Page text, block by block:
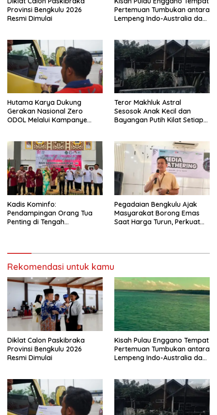
Provinsi Bengkulu 2026
Resmi Dimulai
Pertemuan Tumbukan antara
Lempeng Indo-Australia dan
Terjadi Pelepasan Energi
Mendadak Potensi Gempa
8.4 SR dan Picu Tsunami 15
Meter
Hutama Karya Dukung
Gerakan Nasional Zero
ODOL Melalui Kampanye
Teror Makhluk Astral
Sesosok Anak Kecil dan
Bayangan Putih Kilat Setiap
Kadis Kominfo:
Pendampingan Orang Tua
Penting di Tengah
Pegadaian Bengkulu Ajak
Masyarakat Borong Emas
Saat Harga Turun, Perkuat
Rekomendasi untuk kamu
Diklat Calon Paskibraka
Provinsi Bengkulu 2026
Resmi Dimulai
Kisah Pulau Enggano Tempat
Pertemuan Tumbukan antara
Lempeng Indo-Australia dan
Terjadi Pelepasan Energi
Mendadak Potensi Gempa
8.4 SR dan Picu Tsunami 15
Meter